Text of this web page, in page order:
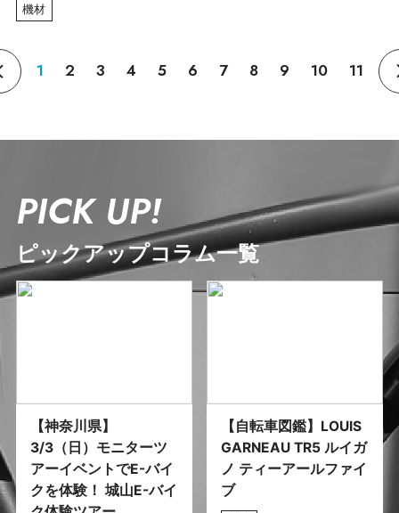
機材
1 2 3 4 5 6 7 8 9 10 11
PICK UP!
ピックアップコラム一覧
【神奈川県】
3/3（日）モニターツ
アーイベントでE-バイ
クを体験！ 城山E-バイ
【自転車図鑑】LOUIS
GARNEAU TR5 ルイガ
ノ ティーアールファイ
ブ